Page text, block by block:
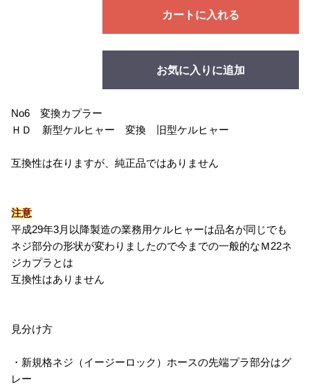
カートに入れる
お気に入りに追加
No6 変換カプラー
ＨＤ 新型ケルヒャー 変換 旧型ケルヒャー
互換性は在りますが、純正品ではありません
注意
平成29年3月以降製造の業務用ケルヒャーは品名が同じでも
ネジ部分の形状が変わりましたので今までの一般的なＭ22ネ
ジカプラとは
互換性はありません
見分け方
・新規格ネジ（イージーロック）ホースの先端プラ部分はグ
レー